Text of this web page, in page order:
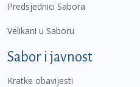
Predsjednici Sabora
Velikani u Saboru
Sabor i javnost
Kratke obavijesti